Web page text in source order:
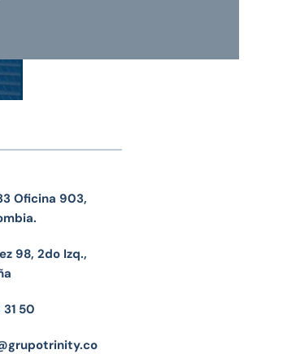
Oficina 903,
98, 2do Izq.,
50